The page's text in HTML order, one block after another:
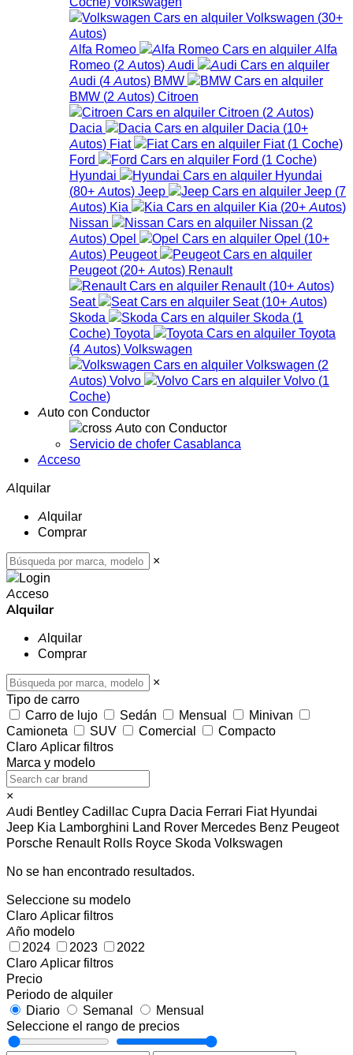
Volkswagen (30+
Autos)
Alfa Romeo
Alfa
Romeo (2 Autos) Audi
Audi (4 Autos) BMW
BMW (2 Autos) Citroen
Citroen (2 Autos)
Dacia
Dacia (10+
Autos) Fiat Fiat (1 Coche)
Ford
Ford (1 Coche)
Hyundai
Hyundai
(80+ Autos) Jeep Jeep (7
Autos) Kia Kia (20+ Autos)
Nissan
Nissan (2
Autos) Opel Opel (10+
Autos) Peugeot
Peugeot (20+ Autos) Renault
Renault (10+ Autos)
Seat
Seat (10+ Autos)
Skoda
Skoda (1
Coche) Toyota
Toyota
(4 Autos) Volkswagen
Volkswagen (2
Autos) Volvo Volvo (1
Coche)
Auto con Conductor
Auto con Conductor
Servicio de chofer Casablanca
Acceso
Alquilar
Alquilar
Comprar
×
Acceso
Alquilar
Alquilar
Comprar
×
Tipo de carro
Carro de lujo
Sedán Mensual
Minivan
Camioneta
SUV Comercial
Compacto
Claro Aplicar filtros
Marca y modelo
×
Audi Bentley Cadillac Cupra Dacia Ferrari Fiat Hyundai
Jeep Kia Lamborghini Land Rover Mercedes Benz Peugeot
Porsche Renault Rolls Royce Skoda Volkswagen
No se han encontrado resultados.
Seleccione su modelo
Claro Aplicar filtros
Año modelo
2024
2023
2022
Claro Aplicar filtros
Precio
Periodo de alquiler
Diario
Semanal
Mensual
Seleccione el rango de precios